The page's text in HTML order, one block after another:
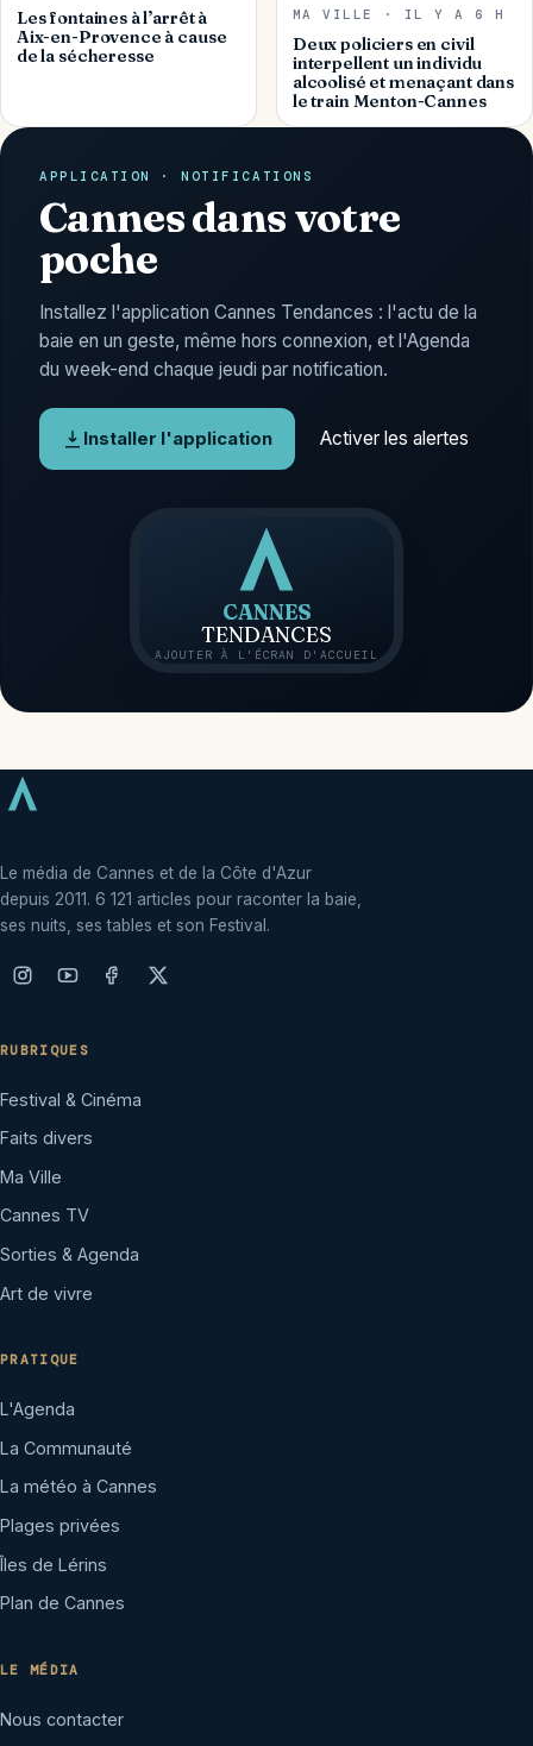
Les fontaines à l’arrêt à
Aix-en-Provence à cause
de la sécheresse
MA VILLE · IL Y A 6 H
Deux policiers en civil
interpellent un individu
alcoolisé et menaçant dans
le train Menton-Cannes
APPLICATION · NOTIFICATIONS
Cannes dans votre
poche
Installez l'application Cannes Tendances : l'actu de la
baie en un geste, même hors connexion, et l'Agenda
du week-end chaque jeudi par notification.
Installer l'application Activer les alertes
CANNES
TENDANCES
AJOUTER À L'ÉCRAN D'ACCUEIL
Le média de Cannes et de la Côte d'Azur
depuis 2011. 6 121 articles pour raconter la baie,
ses nuits, ses tables et son Festival.
RUBRIQUES
Festival & Cinéma
Faits divers
Ma Ville
Cannes TV
Sorties & Agenda
Art de vivre
PRATIQUE
L'Agenda
La Communauté
La météo à Cannes
Plages privées
Îles de Lérins
Plan de Cannes
LE MÉDIA
Nous contacter